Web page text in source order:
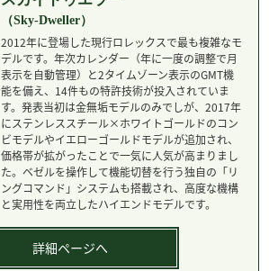
（Sky-Dweller）
2012年に登場した現行ロレックスで最も複雑なモ
デルです。年次カレンダー（年に一度の調整で月
表示を自動管理）と2タイムゾーン表示のGMT機
能を備え、14件もの特許技術が投入されていま
す。発表当初は金無垢モデルのみでしが、2017年
にステンレススチール×ホワイトゴールドのコン
ビモデルやイエローゴールドモデルが追加され、
価格帯が拡がったことで一気に人気が高まりまし
た。ベゼルを操作して機能切替を行う独自の「リ
ングコマンド」システムも搭載され、高度な機構
と実用性を両立したハイエンドモデルです。
詳細ページへ